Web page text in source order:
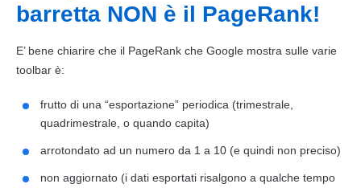
barretta NON è il PageRank!
E’ bene chiarire che il PageRank che Google mostra sulle varie
toolbar è:
frutto di una “esportazione” periodica (trimestrale,
quadrimestrale, o quando capita)
arrotondato ad un numero da 1 a 10 (e quindi non preciso)
non aggiornato (i dati esportati risalgono a qualche tempo